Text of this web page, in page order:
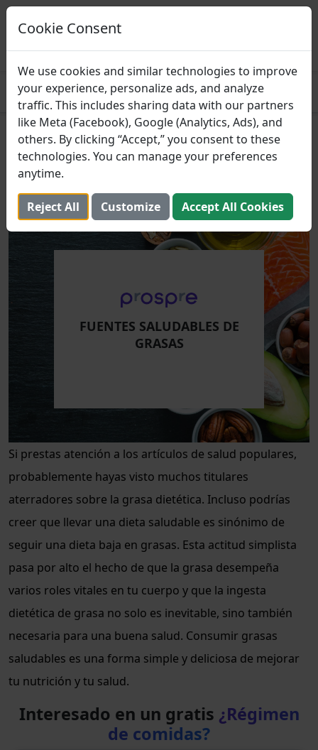
Prospre: Planificador de
comidas
Planes de alimentación basados ​​en
Fuentes Saludables de Grasas
23 de octubre de 2023 (Actualizado: 2 de agosto de
2025)
FUENTES SALUDABLES DE
GRASAS
Si prestas atención a los artículos de salud populares,
probablemente hayas visto muchos titulares
aterradores sobre la grasa dietética. Incluso podrías
creer que llevar una dieta saludable es sinónimo de
seguir una dieta baja en grasas. Esta actitud simplista
pasa por alto el hecho de que la grasa desempeña
varios roles vitales en tu cuerpo y que la ingesta
dietética de grasa no solo es inevitable, sino también
necesaria para una buena salud. Consumir grasas
saludables es una forma simple y deliciosa de mejorar
tu nutrición y tu salud.
Interesado en un gratis ¿Régimen
de comidas?
Cookie Consent
We use cookies and similar technologies to improve
your experience, personalize ads, and analyze
traffic. This includes sharing data with our partners
like Meta (Facebook), Google (Analytics, Ads), and
others. By clicking “Accept,” you consent to these
technologies. You can manage your preferences
anytime.
Reject All Customize Accept All Cookies